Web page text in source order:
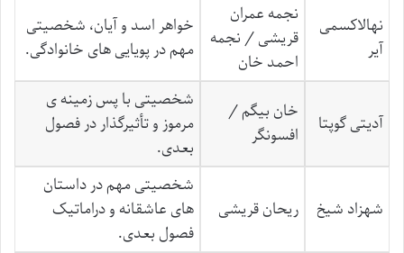
نهالاکسمی
آیر
نجمه عمران
قریشی / نجمه
احمد خان
خواهر اسد و آیان، شخصیتی
مهم در پویایی های خانوادگی.
آدیتی گوپتا
خان بیگم /
افسونگر
شخصیتی با پس زمینه ی
مرموز و تأثیرگذار در فصول
بعدی.
شهزاد شیخ ریحان قریشی
شخصیتی مهم در داستان
های عاشقانه و دراماتیک
فصول بعدی.